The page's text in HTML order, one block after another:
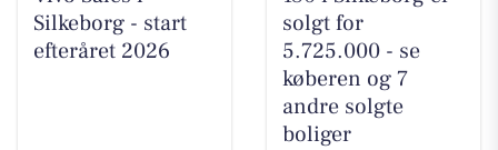
Silkeborg - start
efteråret 2026
solgt for
5.725.000 - se
køberen og 7
andre solgte
boliger